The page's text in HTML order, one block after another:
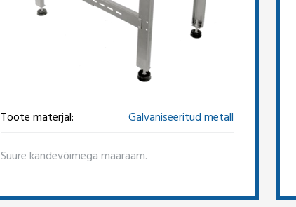
Toote materjal: Galvaniseeritud metall
Suure kandevõimega maaraam.